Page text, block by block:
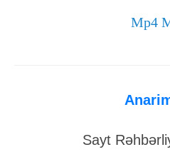
Mp4
Sayt